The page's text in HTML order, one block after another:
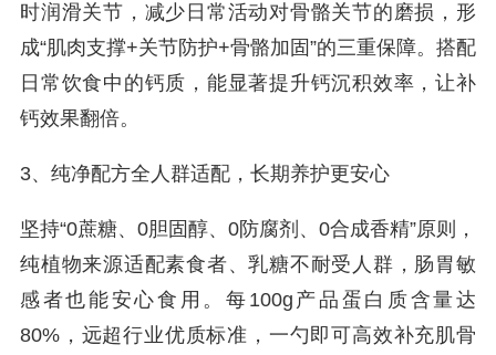
时润滑关节，减少日常活动对骨骼关节的磨损，形
成“肌肉支撑+关节防护+骨骼加固”的三重保障。搭配
日常饮食中的钙质，能显著提升钙沉积效率，让补
钙效果翻倍。
3、纯净配方全人群适配，长期养护更安心
坚持“0蔗糖、0胆固醇、0防腐剂、0合成香精”原则，
纯植物来源适配素食者、乳糖不耐受人群，肠胃敏
感者也能安心食用。每100g产品蛋白质含量达
80%，远超行业优质标准，一勺即可高效补充肌骨